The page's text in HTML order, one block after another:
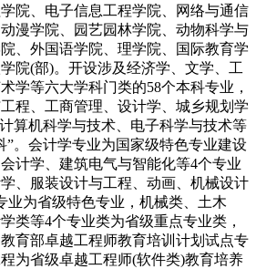
院、电子信息工程学院、网络与通信
漫学院、园艺园林学院、动物科学与
、外国语学院、理学院、国际教育学
院(部)。开设涉及经济学、文学、工
学等六大学科门类的58个本科专业，
程、工商管理、设计学、城乡规划学
算机科学与技术、电子科学与技术等
”。会计学专业为国家级特色专业建设
计学、建筑电气与智能化等4个专业
、服装设计与工程、动画、机械设计
业为省级特色专业，机械类、土木
类等4个专业类为省级重点专业类，
育部卓越工程师教育培训计划试点专
为省级卓越工程师(软件类)教育培养